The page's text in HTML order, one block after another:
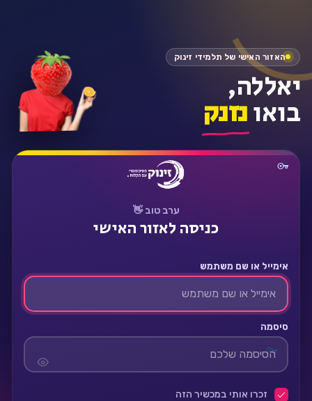
ערב טוב 👋
כניסה לאזור האישי
אימייל או שם משתמש
סיסמה
זכרו אותי במכשיר הזה
האזור האישי של תלמידי זינוק
יאללה,
בואונזנק